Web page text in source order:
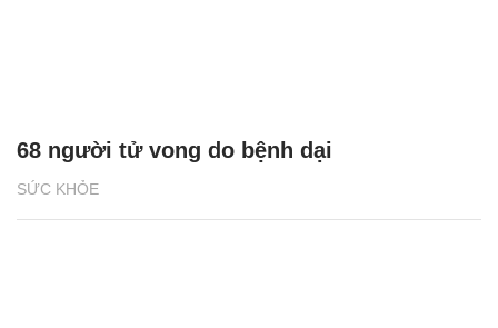
SỨC KHỎE
68 người tử vong do bệnh dại